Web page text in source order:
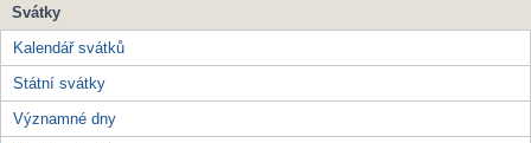
Svátky
Kalendář svátků
Státní svátky
Významné dny